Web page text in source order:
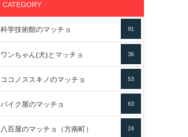
CATEGORY
科学技術館のマッチョ 91
ワンちゃん(犬)とマッチョ 36
ココノススキノのマッチョ 53
バイク屋のマッチョ 63
八百屋のマッチョ（方南町） 24